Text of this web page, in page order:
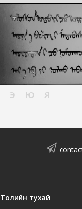
Э Ю Я
Толийн тухай